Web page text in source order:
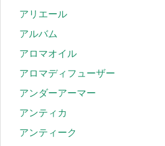
アリエール
アルバム
アロマオイル
アロマディフューザー
アンダーアーマー
アンティカ
アンティーク